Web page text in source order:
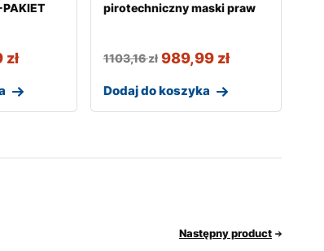
zł
pirotechniczny maski praw
1103,16zł 989,99 zł
Dodaj do koszyka
Następny product